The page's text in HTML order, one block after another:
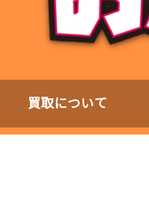
買取について